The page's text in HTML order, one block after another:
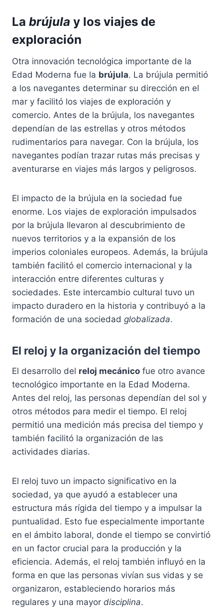
La brújula y los viajes de
exploración
Otra innovación tecnológica importante de la
Edad Moderna fue la brújula. La brújula permitió
a los navegantes determinar su dirección en el
mar y facilitó los viajes de exploración y
comercio. Antes de la brújula, los navegantes
dependían de las estrellas y otros métodos
rudimentarios para navegar. Con la brújula, los
navegantes podían trazar rutas más precisas y
aventurarse en viajes más largos y peligrosos.
El impacto de la brújula en la sociedad fue
enorme. Los viajes de exploración impulsados
por la brújula llevaron al descubrimiento de
nuevos territorios y a la expansión de los
imperios coloniales europeos. Además, la brújula
también facilitó el comercio internacional y la
interacción entre diferentes culturas y
sociedades. Este intercambio cultural tuvo un
impacto duradero en la historia y contribuyó a la
formación de una sociedad globalizada.
El reloj y la organización del tiempo
El desarrollo del reloj mecánico fue otro avance
tecnológico importante en la Edad Moderna.
Antes del reloj, las personas dependían del sol y
otros métodos para medir el tiempo. El reloj
permitió una medición más precisa del tiempo y
también facilitó la organización de las
actividades diarias.
El reloj tuvo un impacto significativo en la
sociedad, ya que ayudó a establecer una
estructura más rígida del tiempo y a impulsar la
puntualidad. Esto fue especialmente importante
en el ámbito laboral, donde el tiempo se convirtió
en un factor crucial para la producción y la
eficiencia. Además, el reloj también influyó en la
forma en que las personas vivían sus vidas y se
organizaron, estableciendo horarios más
regulares y una mayor disciplina.